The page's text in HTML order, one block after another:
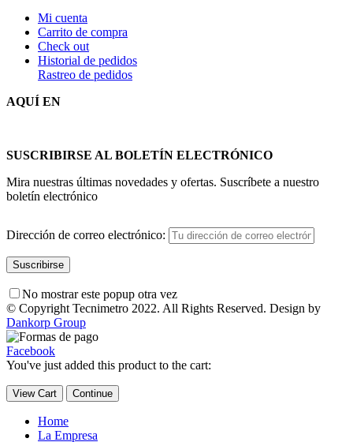
Mi cuenta
Carrito de compra
Check out
Historial de pedidos
Rastreo de pedidos
AQUÍ EN
SUSCRIBIRSE AL BOLETÍN ELECTRÓNICO
Mira nuestras últimas novedades y ofertas. Suscríbete a nuestro
boletín electrónico
Dirección de correo electrónico:
No mostrar este popup otra vez
© Copyright Tecnimetro 2022. All Rights Reserved. Design by
Dankorp Group
Facebook
You've just added this product to the cart:
View Cart Continue
Home
La Empresa